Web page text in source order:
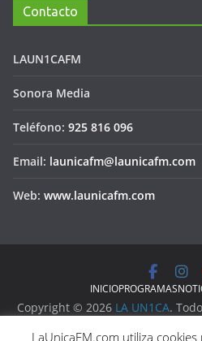
Contacto
LAUN1CAFM
Sonora Media
Teléfono: 925 816 096
Email: launicafm@launicafm.com
Web: www.launicafm.com
INICIOPROGRAMAS
Copyright © 2026 LA UN1CA.
LaUnicaFM.com utiliza